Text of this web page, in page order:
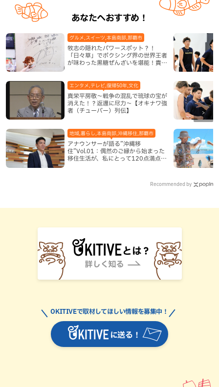
あなたへおすすめ！
牧志の隠れたパワースポット？！
「日々草」でボクシング界の世界王者
が味わった黒糖ぜんざいを堪能！貴重
グルメ,スイーツ,本島南部,那覇市
真栄平房敬～戦争の混乱で琉球の宝が
消えた！？返還に尽力～【オキナワ強
者（チューバー）列伝】
エンタメ,テレビ,復帰50年,文化
アナウンサーが語る”沖縄移
住”Vol.01：偶然のご縁から始まった
移住生活が、私にとって120点満点に
地域,暮らし,本島南部,沖縄移住,那覇市
Recommended by
に送る！
OKITIVEで取材してほしい情報を募集中！